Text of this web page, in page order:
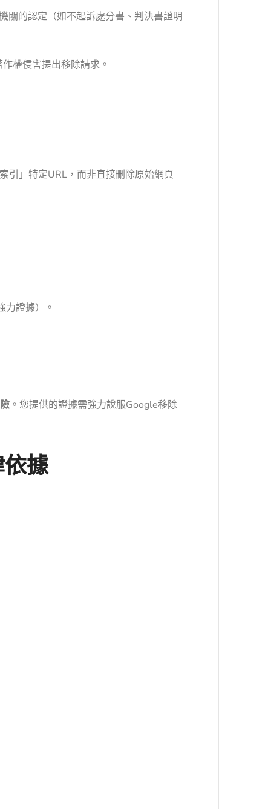
關的認定（如不起訴處分書、判決書證明
權侵害提出移除請求。
引」特定URL，而非直接刪除原始網頁
力證據）。
。您提供的證據需強力說服Google移除
據